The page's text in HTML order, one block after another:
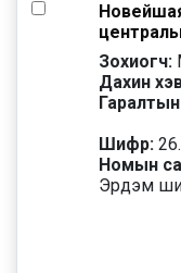
Зохиогч:
Дахин
Шифр:
Номын
Эрдэм